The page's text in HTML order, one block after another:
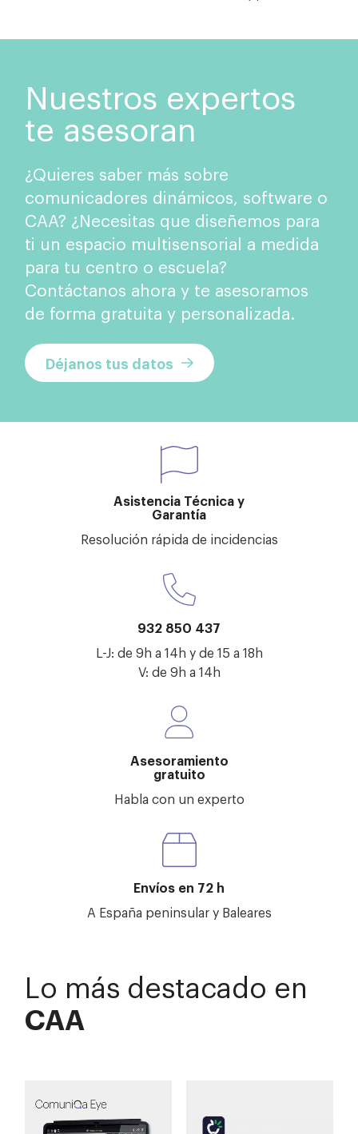
Nuestros expertos
te asesoran
¿Quieres saber más sobre
comunicadores dinámicos, software o
CAA? ¿Necesitas que diseñemos para
ti un espacio multisensorial a medida
para tu centro o escuela?
Contáctanos ahora y te asesoramos
de forma gratuita y personalizada.
Déjanos tus datos
Asistencia Técnica y
Garantía
Resolución rápida de incidencias
932 850 437
L-J: de 9h a 14h y de 15 a 18h
V: de 9h a 14h
Asesoramiento
gratuito
Habla con un experto
Envíos en 72 h
A España peninsular y Baleares
Lo más destacado en
CAA